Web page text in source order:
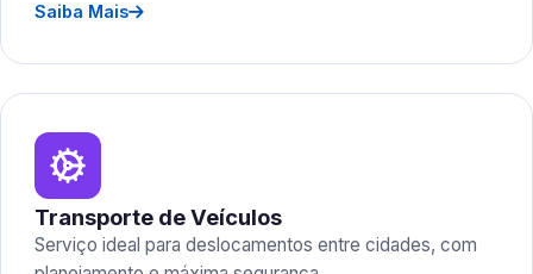
Saiba Mais
Transporte de Veículos
Serviço ideal para deslocamentos entre cidades, com